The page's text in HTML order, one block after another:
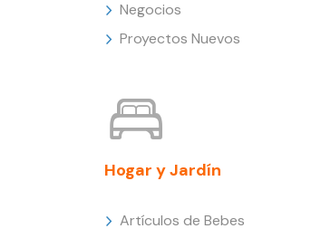
Negocios
Proyectos Nuevos
Hogar y Jardín
Artículos de Bebes